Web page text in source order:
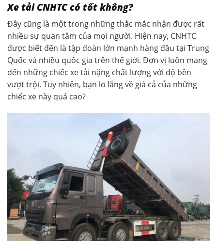
Xe tải CNHTC có tốt không?
Đây cũng là một trong những thắc mắc nhận được rất
nhiều sự quan tâm của mọi người. Hiện nay, CNHTC
được biết đến là tập đoàn lớn mạnh hàng đầu tại Trung
Quốc và nhiều quốc gia trên thế giới. Đơn vị luôn mang
đến những chiếc xe tải nặng chất lượng với độ bền
vượt trội. Tuy nhiên, bạn lo lắng về giá cả của những
chiếc xe này quá cao?